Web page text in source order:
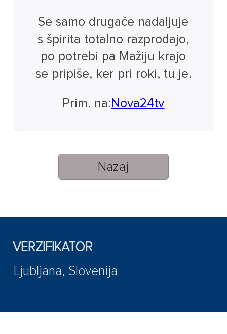
Se samo drugače nadaljuje
s špirita totalno razprodajo,
po potrebi pa Mažiju krajo
se pripiše, ker pri roki, tu je.
Prim. na: Nova24tv
Nazaj
VERZIFIKATOR
Ljubljana, Slovenija